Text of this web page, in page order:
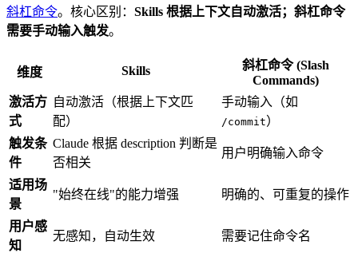
斜杠命令。核心区别： Skills 根据上下文自动激活；斜杠命令
需要手动输入触发。
维度 Skills
斜杠命令 (Slash
Commands)
激活方
式
自动激活（根据上下文匹
配）
手动输入（如
/commit）
触发条
件
Claude 根据 description 判断是
否相关
用户明确输入命令
适用场
景
"始终在线"的能力增强 明确的、可重复的操作
用户感
知
无感知，自动生效 需要记住命令名